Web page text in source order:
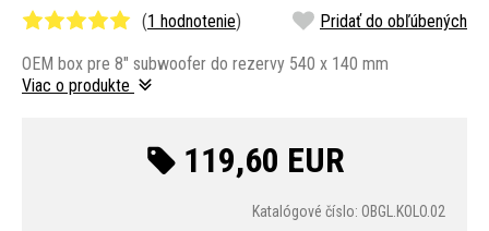
(1 hodnotenie) Pridať do obľúbených
OEM box pre 8" subwoofer do rezervy 540 x 140 mm
Viac o produkte
119,60 EUR
Katalógové číslo: OBGL.KOLO.02